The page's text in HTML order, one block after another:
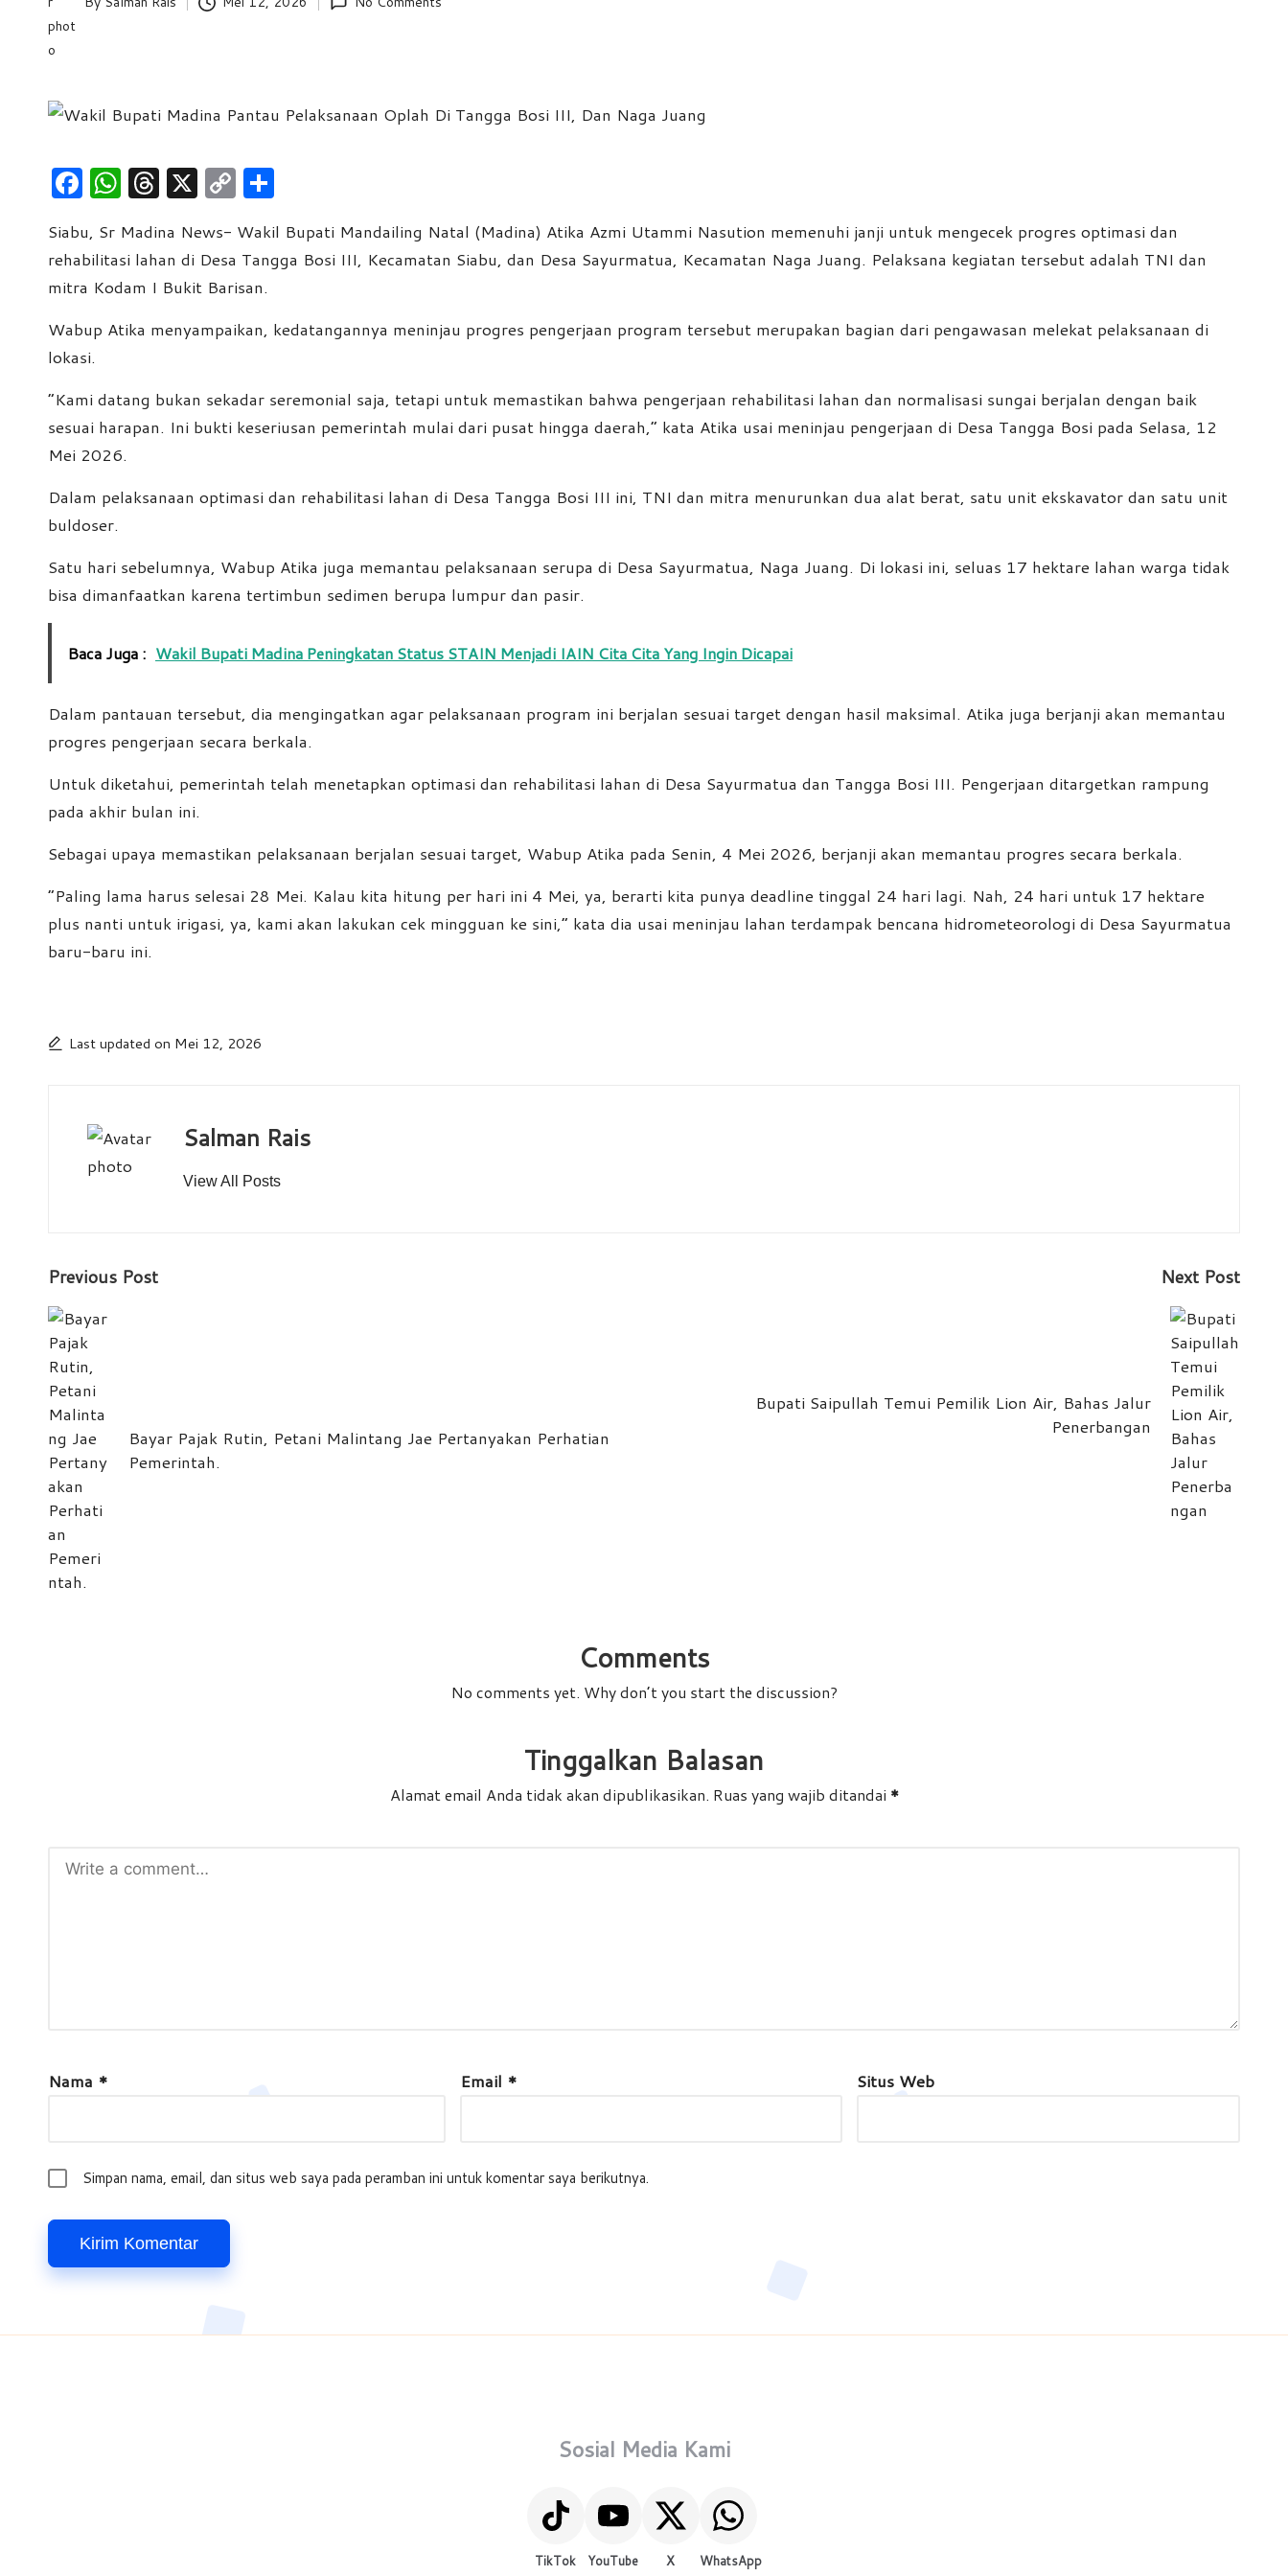
e
s
Posted
by
F
a
c
e
b
o
o
k
W
h
at
s
A
p
T
hr
e
a
d
s
X C
o
p
y
Li
n
ar
e
Siabu, Sr Madina News- Wakil Bupati Mandailing Natal (Madina) Atika Azmi Utammi Nasution memenuhi janji untuk mengecek progres optimasi dan
rehabilitasi lahan di Desa Tangga Bosi III, Kecamatan Siabu, dan Desa Sayurmatua, Kecamatan Naga Juang. Pelaksana kegiatan tersebut adalah TNI dan
mitra Kodam I Bukit Barisan.
Wabup Atika menyampaikan, kedatangannya meninjau progres pengerjaan program tersebut merupakan bagian dari pengawasan melekat pelaksanaan di
lokasi.
“Kami datang bukan sekadar seremonial saja, tetapi untuk memastikan bahwa pengerjaan rehabilitasi lahan dan normalisasi sungai berjalan dengan baik
sesuai harapan. Ini bukti keseriusan pemerintah mulai dari pusat hingga daerah,” kata Atika usai meninjau pengerjaan di Desa Tangga Bosi pada Selasa, 12
Mei 2026.
Dalam pelaksanaan optimasi dan rehabilitasi lahan di Desa Tangga Bosi III ini, TNI dan mitra menurunkan dua alat berat, satu unit ekskavator dan satu unit
buldoser.
Satu hari sebelumnya, Wabup Atika juga memantau pelaksanaan serupa di Desa Sayurmatua, Naga Juang. Di lokasi ini, seluas 17 hektare lahan warga tidak
bisa dimanfaatkan karena tertimbun sedimen berupa lumpur dan pasir.
Baca Juga : Wakil Bupati Madina Peningkatan Status STAIN Menjadi IAIN Cita Cita Yang Ingin Dicapai
Dalam pantauan tersebut, dia mengingatkan agar pelaksanaan program ini berjalan sesuai target dengan hasil maksimal. Atika juga berjanji akan memantau
progres pengerjaan secara berkala.
Untuk diketahui, pemerintah telah menetapkan optimasi dan rehabilitasi lahan di Desa Sayurmatua dan Tangga Bosi III. Pengerjaan ditargetkan rampung
pada akhir bulan ini.
Sebagai upaya memastikan pelaksanaan berjalan sesuai target, Wabup Atika pada Senin, 4 Mei 2026, berjanji akan memantau progres secara berkala.
“Paling lama harus selesai 28 Mei. Kalau kita hitung per hari ini 4 Mei, ya, berarti kita punya deadline tinggal 24 hari lagi. Nah, 24 hari untuk 17 hektare
plus nanti untuk irigasi, ya, kami akan lakukan cek mingguan ke sini,” kata dia usai meninjau lahan terdampak bencana hidrometeorologi di Desa Sayurmatua
baru-baru ini.
Last updated on Mei 12, 2026
Salman Rais
View All Posts
Post
navigation
Previous Post
Bayar Pajak Rutin, Petani Malintang Jae Pertanyakan Perhatian
Pemerintah.
Next Post
Bupati Saipullah Temui Pemilik Lion Air, Bahas Jalur
Penerbangan
Comments
No comments yet. Why don’t you start the discussion?
Tinggalkan Balasan
Alamat email Anda tidak akan dipublikasikan. Ruas yang wajib ditandai *
Nama * Email * Situs Web
Simpan nama, email, dan situs web saya pada peramban ini untuk komentar saya berikutnya.
Sosial Media Kami
TikTok YouTube X WhatsApp